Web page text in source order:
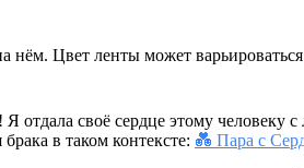
нём. Цвет ленты может
отдала своё сердце этому
в таком контексте: 💑 Пара с